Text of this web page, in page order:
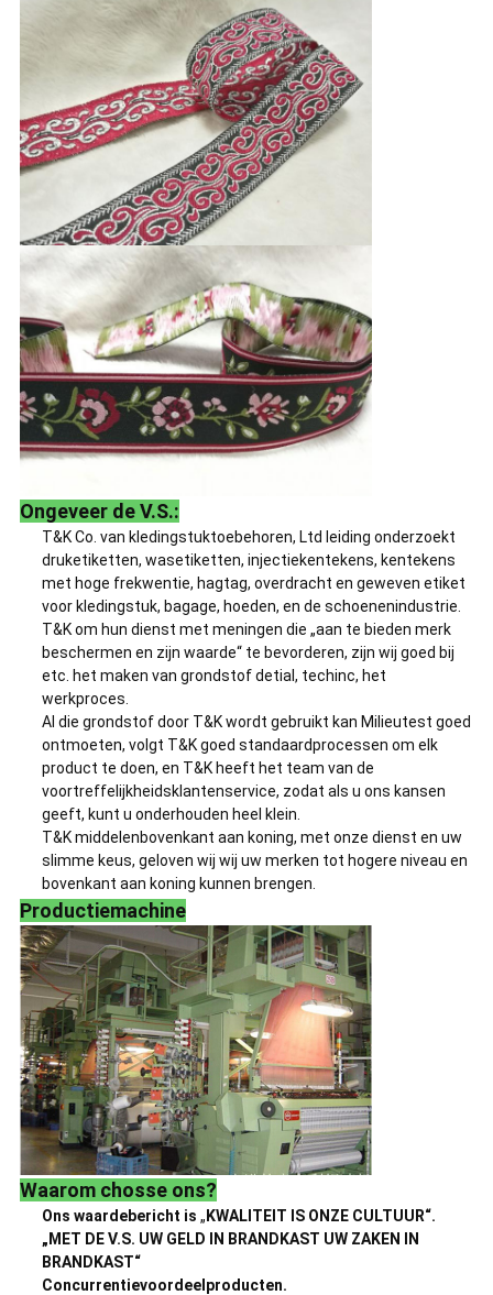
Ongeveer de V.S.:
T&K Co. van kledingstuktoebehoren, Ltd leiding onderzoekt
druketiketten, wasetiketten, injectiekentekens, kentekens
met hoge frekwentie, hagtag, overdracht en geweven etiket
voor kledingstuk, bagage, hoeden, en de schoenenindustrie.
T&K om hun dienst met meningen die „aan te bieden merk
beschermen en zijn waarde“ te bevorderen, zijn wij goed bij
etc. het maken van grondstof detial, techinc, het
werkproces.
Al die grondstof door T&K wordt gebruikt kan Milieutest goed
ontmoeten, volgt T&K goed standaardprocessen om elk
product te doen, en T&K heeft het team van de
voortreffelijkheidsklantenservice, zodat als u ons kansen
geeft, kunt u onderhouden heel klein.
T&K middelenbovenkant aan koning, met onze dienst en uw
slimme keus, geloven wij wij uw merken tot hogere niveau en
bovenkant aan koning kunnen brengen.
Productiemachine
Waarom chosse ons?
Ons waardebericht is „ KWALITEIT IS ONZE CULTUUR“.
„MET DE V.S. UW GELD IN BRANDKAST UW ZAKEN IN
BRANDKAST“
Concurrentievoordeelproducten.